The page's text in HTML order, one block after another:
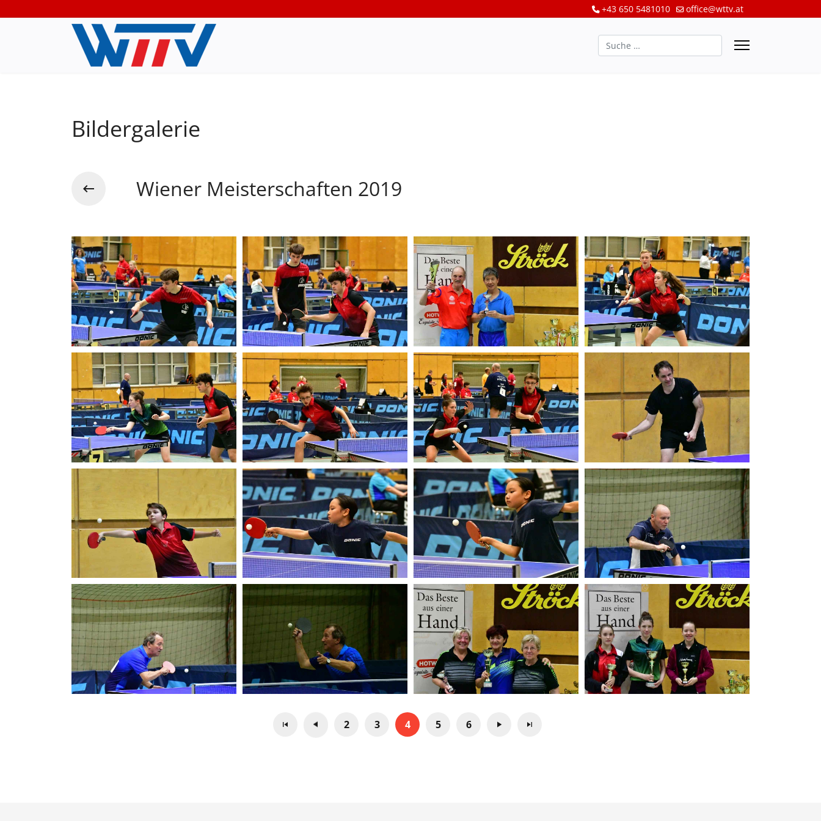
+43 650 5481010 office@wttv.at
Suchen
Bildergalerie
Wiener Meisterschaften 2019
2 3 4 5 6